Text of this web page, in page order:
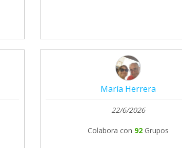
María Herrera
22/6/2026
Colabora con 92 Grupos